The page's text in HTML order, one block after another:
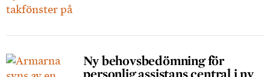
Ny behovsbedömning för
personlig assistans central i ny